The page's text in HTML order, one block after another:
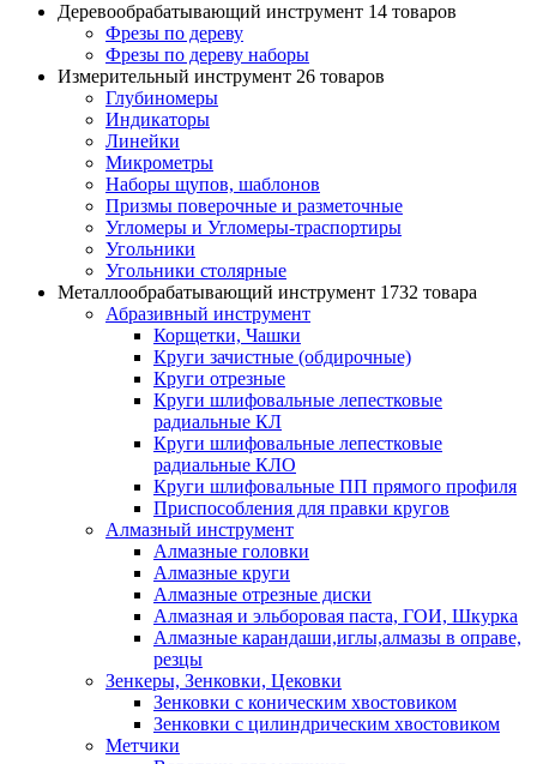
Деревообрабатывающий инструмент 14 товаров
Фрезы по дереву
Фрезы по дереву наборы
Измерительный инструмент 26 товаров
Глубиномеры
Индикаторы
Линейки
Микрометры
Наборы щупов, шаблонов
Призмы поверочные и разметочные
Угломеры и Угломеры-траспортиры
Угольники
Угольники столярные
Металлообрабатывающий инструмент 1732 товара
Абразивный инструмент
Корщетки, Чашки
Круги зачистные (обдирочные)
Круги отрезные
Круги шлифовальные лепестковые
радиальные КЛ
Круги шлифовальные лепестковые
радиальные КЛО
Круги шлифовальные ПП прямого профиля
Приспособления для правки кругов
Алмазный инструмент
Алмазные головки
Алмазные круги
Алмазные отрезные диски
Алмазная и эльборовая паста, ГОИ, Шкурка
Алмазные карандаши,иглы,алмазы в оправе,
резцы
Зенкеры, Зенковки, Цековки
Зенковки с коническим хвостовиком
Зенковки с цилиндрическим хвостовиком
Метчики